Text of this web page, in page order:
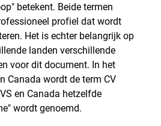
betekent. Beide termen
profiel dat wordt
Het is echter belangrijk op
landen verschillende
voor dit document. In het
Canada wordt de term CV
en Canada hetzelfde
wordt genoemd.